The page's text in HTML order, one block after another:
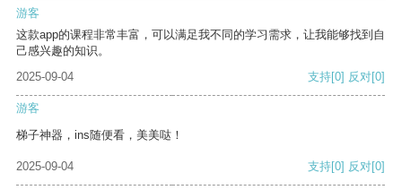
游客
这款app的课程非常丰富，可以满足我不同的学习需求，让我能够找到自
己感兴趣的知识。
2025-09-04
支持[0] 反对[0]
游客
梯子神器，ins随便看，美美哒！
2025-09-04 支持[0] 反对[0]